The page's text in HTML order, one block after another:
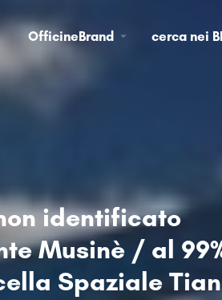
OfficineBrand cerca nei
identificato
Musinè / al
Spaziale